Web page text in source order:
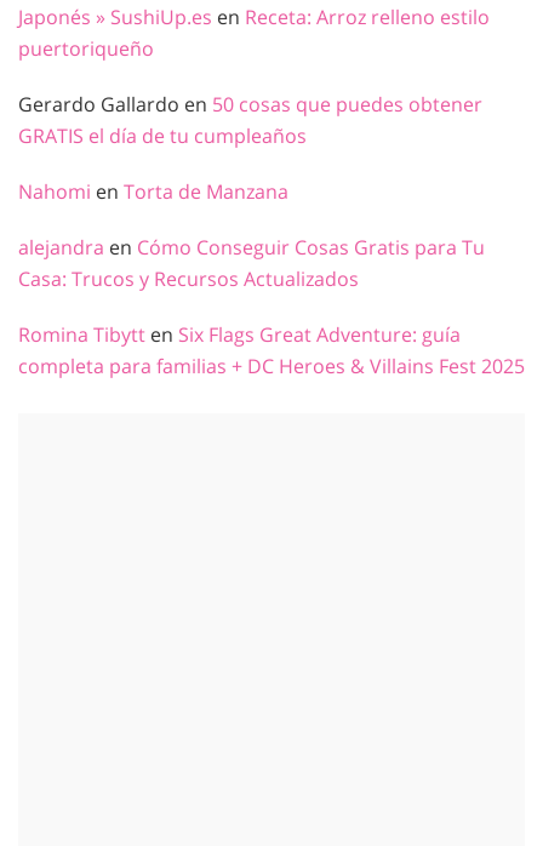
Japonés » SushiUp.es en Receta: Arroz relleno estilo
puertoriqueño
Gerardo Gallardo en 50 cosas que puedes obtener
GRATIS el día de tu cumpleaños
Nahomi en Torta de Manzana
alejandra en Cómo Conseguir Cosas Gratis para Tu
Casa: Trucos y Recursos Actualizados
Romina Tibytt en Six Flags Great Adventure: guía
completa para familias + DC Heroes & Villains Fest 2025